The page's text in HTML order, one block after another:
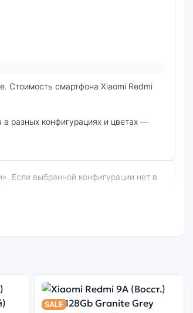
Redmi Note 8
4Gb/64Gb
Blue (Синий)SALE